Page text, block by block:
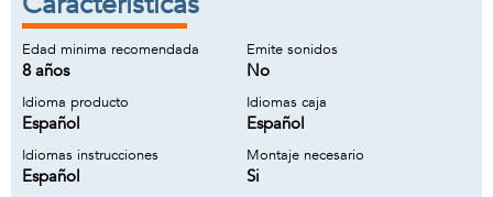
Edad minima recomendada
8 años
Emite sonidos
No
Idioma producto
Español
Idiomas caja
Español
Idiomas instrucciones
Español
Montaje necesario
Si